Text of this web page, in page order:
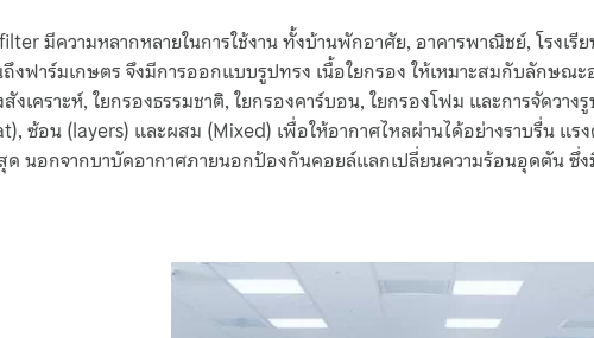
มีความหลากหลายในการใช้งาน ทั้งบ้านพักอาศัย, อาคารพาณิชย์, โรงเรี
งฟาร์มเกษตร จึงมีการออกแบบรูปทรง เนื้อใยกรอง ให้เหมาะสมกับลักษณ
งเคราะห์, ใยกรองธรรมชาติ, ใยกรองคาร์บอน, ใยกรองโฟม และการจัดวา
ซ้อน (layers) และผสม (Mixed) เพื่อให้อากาศไหลผ่านได้อย่างราบรื่น แ
นอกจากบาบัดอากาศภายนอกป้องกันคอยล์แลกเปลี่ยนความร้อนอุดตัน ซึ่